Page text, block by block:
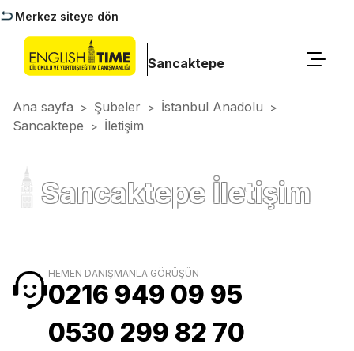
Merkez siteye dön
Sancaktepe
Ana sayfa > Şubeler > İstanbul Anadolu >
Sancaktepe > İletişim
Sancaktepe İletişim
HEMEN DANIŞMANLA GÖRÜŞÜN
0216 949 09 95
0530 299 82 70